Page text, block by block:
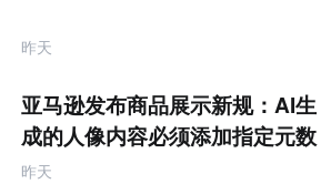
昨天
亚马逊发布商品展示新规：AI生
成的人像内容必须添加指定元数
据
昨天